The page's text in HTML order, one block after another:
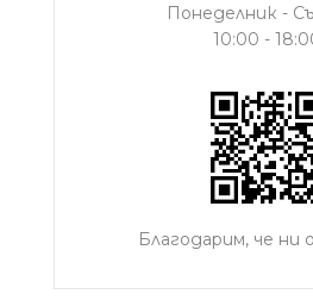
Понеделник -
10:00 -
Благодарим, че ни